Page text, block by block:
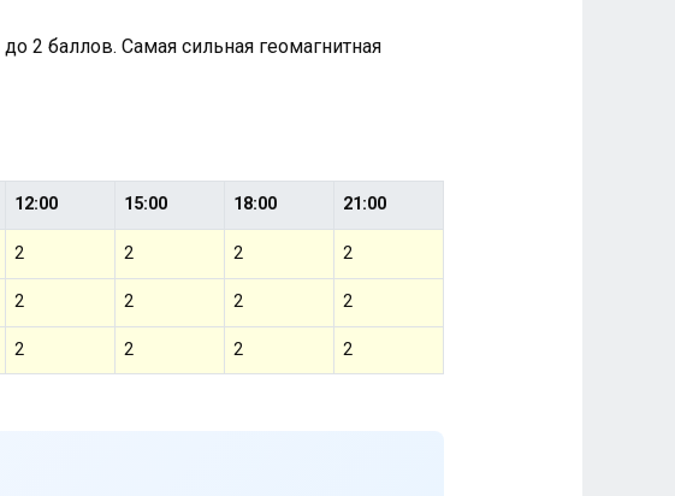
до 2 баллов. Самая сильная геомагнитная
12:00 15:00 18:00 21:00
2 2 2 2
2 2 2 2
2 2 2 2